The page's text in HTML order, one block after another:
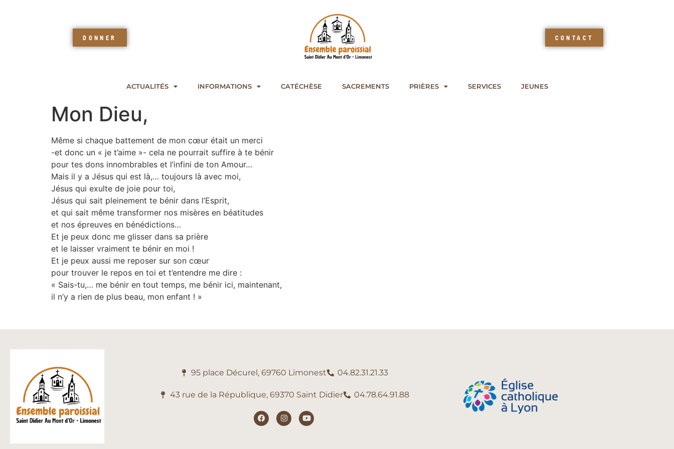
DONNER CONTACT
ACTUALITÉS INFORMATIONS CATÉCHÈSE SACREMENTS PRIÈRES SERVICES JEUNES
Mon Dieu,
Même si chaque battement de mon cœur était un merci
-et donc un « je t’aime »- cela ne pourrait suffire à te bénir
pour tes dons innombrables et l’infini de ton Amour…
Mais il y a Jésus qui est là,… toujours là avec moi,
Jésus qui exulte de joie pour toi,
Jésus qui sait pleinement te bénir dans l’Esprit,
et qui sait même transformer nos misères en béatitudes
et nos épreuves en bénédictions…
Et je peux donc me glisser dans sa prière
et le laisser vraiment te bénir en moi !
Et je peux aussi me reposer sur son cœur
pour trouver le repos en toi et t’entendre me dire :
« Sais-tu,… me bénir en tout temps, me bénir ici, maintenant,
il n’y a rien de plus beau, mon enfant ! »
95 place Décurel, 69760 Limonest 04.82.31.21.33
43 rue de la République, 69370 Saint Didier 04.78.64.91.88